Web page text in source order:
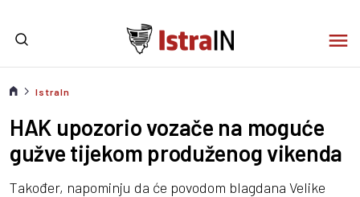
IstraIn
HAK upozorio vozače na moguće
gužve tijekom produženog vikenda
Također, napominju da će povodom blagdana Velike